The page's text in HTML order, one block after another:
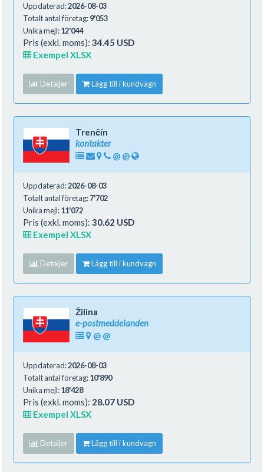
Uppdaterad:2026-08-03
Totalt antal företag:9'053
Unika mejl:12'044
Pris (exkl. moms): 34.45 USD
Exempel XLSX
Detaljer Lägg till i kundvagn
Trenčín
kontakter
@ @
Uppdaterad:2026-08-03
Totalt antal företag:7'702
Unika mejl:11'072
Pris (exkl. moms): 30.62 USD
Exempel XLSX
Detaljer Lägg till i kundvagn
Žilina
e-postmeddelanden
@ @
Uppdaterad:2026-08-03
Totalt antal företag:10'890
Unika mejl:18'428
Pris (exkl. moms): 28.07 USD
Exempel XLSX
Detaljer Lägg till i kundvagn